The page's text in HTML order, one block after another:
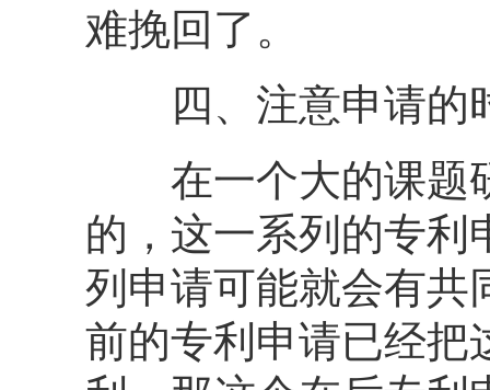
难挽回了。
四、注意申请的
在一个大的课题研
的，这一系列的专利
列申请可能就会有共
前的专利申请已经把